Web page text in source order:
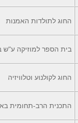
החוג לתולדות האמנות
בית הספר למוזיקה ע"ש
החוג לקולנוע וטלוויזיה
התכנית הרב-תחומית